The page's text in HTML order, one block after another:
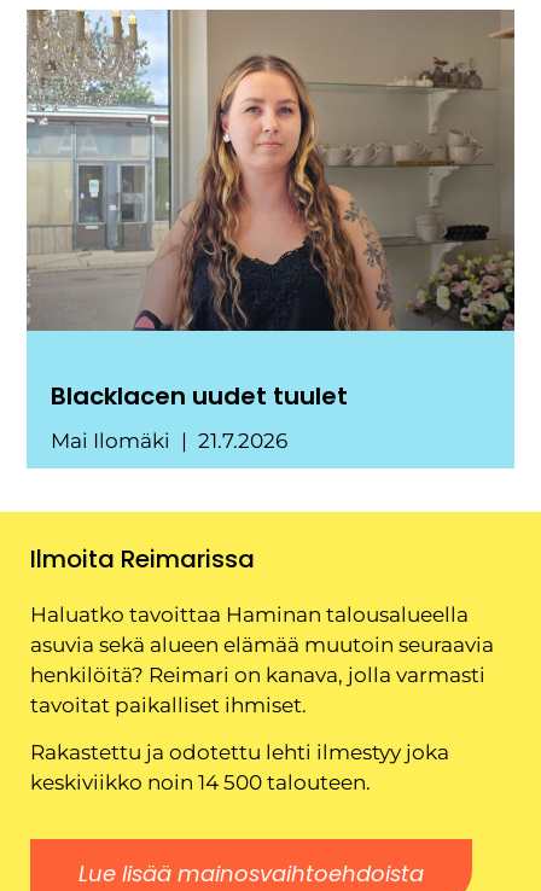
Blacklacen uudet tuulet
Mai Ilomäki 21.7.2026
Ilmoita Reimarissa
Haluatko tavoittaa Haminan talousalueella
asuvia sekä alueen elämää muutoin seuraavia
henkilöitä? Reimari on kanava, jolla varmasti
tavoitat paikalliset ihmiset.
Rakastettu ja odotettu lehti ilmestyy joka
keskiviikko noin 14 500 talouteen.
Lue lisää mainosvaihtoehdoista